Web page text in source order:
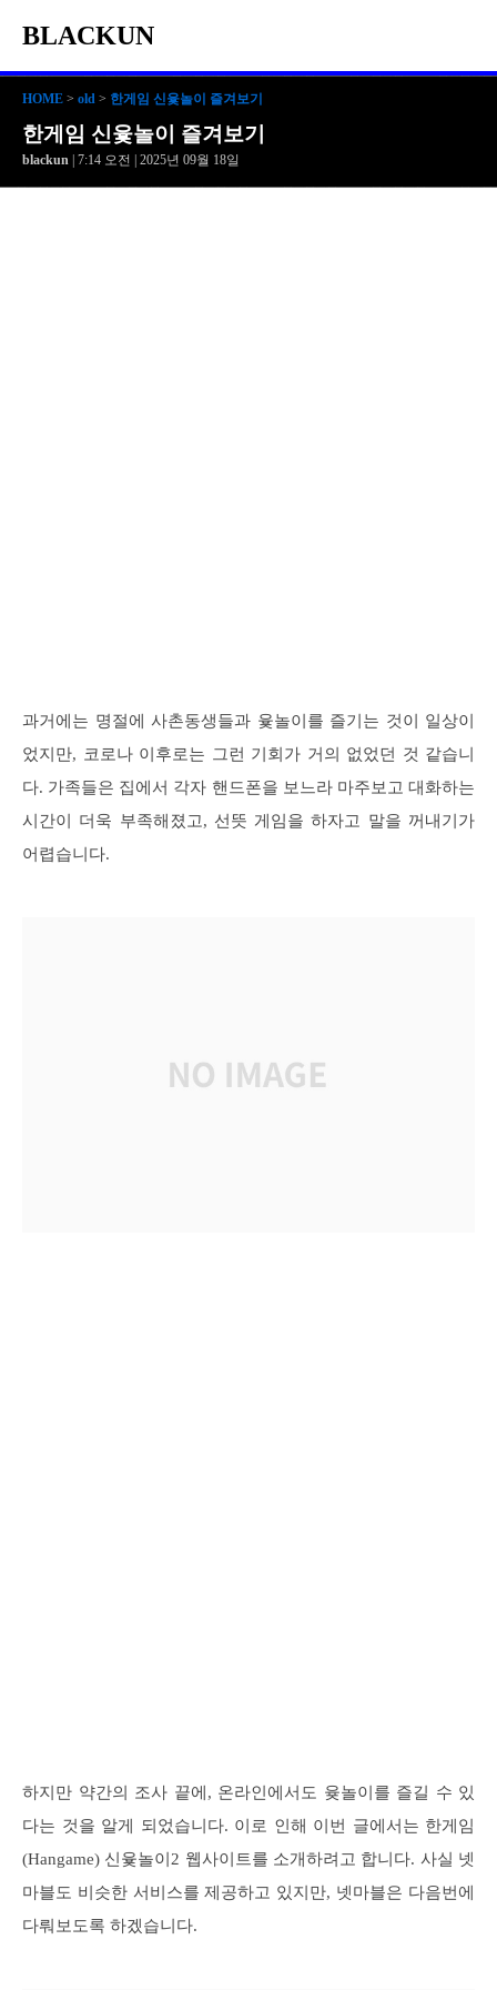
BLACKUN
HOME > old > 한게임 신윷놀이 즐겨보기
한게임 신윷놀이 즐겨보기
blackun | 7:14 오전 | 2025년 09월 18일
과거에는 명절에 사촌동생들과 윷놀이를 즐기는 것이 일상이
었지만, 코로나 이후로는 그런 기회가 거의 없었던 것 같습니
다. 가족들은 집에서 각자 핸드폰을 보느라 마주보고 대화하는
시간이 더욱 부족해졌고, 선뜻 게임을 하자고 말을 꺼내기가
어렵습니다.
하지만 약간의 조사 끝에, 온라인에서도 윶놀이를 즐길 수 있
다는 것을 알게 되었습니다. 이로 인해 이번 글에서는 한게임
(Hangame) 신윷놀이2 웹사이트를 소개하려고 합니다. 사실 넷
마블도 비슷한 서비스를 제공하고 있지만, 넷마블은 다음번에
다뤄보도록 하겠습니다.